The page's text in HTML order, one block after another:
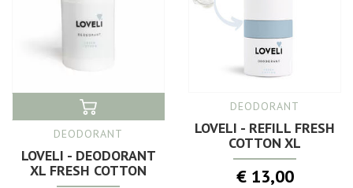
DEODORANT
LOVELI - DEODORANT
XL FRESH COTTON
DEODORANT
LOVELI - REFILL FRESH
COTTON XL
€ 13,00